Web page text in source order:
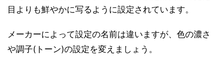
目よりも鮮やかに写るように設定されています。
メーカーによって設定の名前は違いますが、色の濃さ
や調子(トーン)の設定を変えましょう。